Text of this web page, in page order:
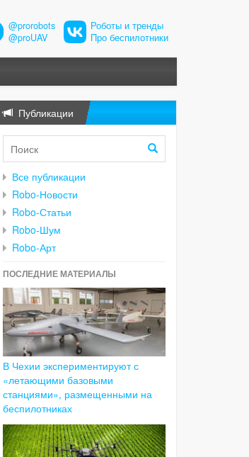
@prorobots
@proUAV
Роботы и тренды
Про беспилотники
Публикации
Все публикации
Robo-Новости
Robo-Статьи
Robo-Шум
Robo-Арт
ПОСЛЕДНИЕ МАТЕРИАЛЫ
В Чехии экспериментируют с
«летающими базовыми
станциями», размещенными на
беспилотниках